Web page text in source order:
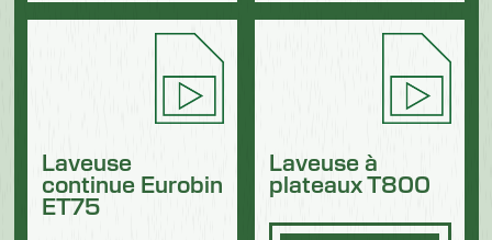
Laveuse
continue Eurobin
ET75
Laveuse à
plateaux T800